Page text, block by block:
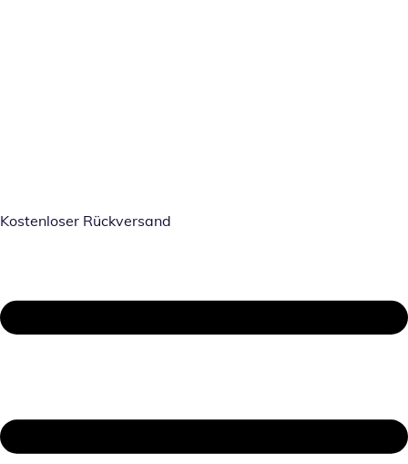
Kostenloser Rückversand